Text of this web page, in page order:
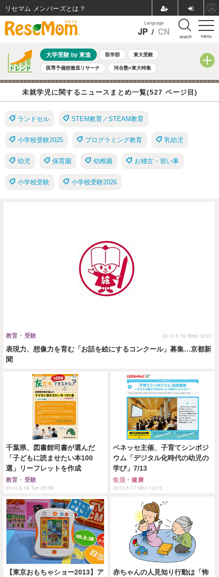
menu
Language
JP / CN search
大学受験 by 東進 医学部 東大受験
医専予備校徹底リサーチ 河合塾×東大特集
親子で考える大学選び 高校受験 中学受験 小学校受験
共通テスト 夏休み 8月開催学校説明会・相談会
自由研究教材（小学生向け） 自由研究教材（中学生向け）
未就学児に関するニュースまとめ一覧(527 ページ目)
ランドセル STEM教育／STEAM教育
小学校受験2025 プログラミング教育 乳幼児
幼児 保育園 幼稚園 お稽古・習い事
小学校受験 小学校受験2026
表現力、想像力を育む「お話を絵にするコンクール」募集…京都新
聞
教育・受験 2013.6.19 Wed 12:27
千葉県、図書館司書が選んだ
「子どもに読ませたい本100
選」リーフレットを作成
教育・受験
2013.6.18 Tue 20:56
ベネッセ主催、子育てシンポジ
ウム「デジタル化時代の幼児の
学び」7/13
生活・健康
2013.6.17 Mon 13:15
【東京おもちゃショー2013】ア
赤ちゃんの人見知り行動は「怖
リセマム メンバーズ